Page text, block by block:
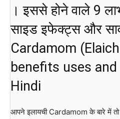
। इससे होने वाले 9
साइड इफेक्ट्स और
Cardamom
benefits uses
Hindi
आपने इलायची Cardamom के बारे में तो